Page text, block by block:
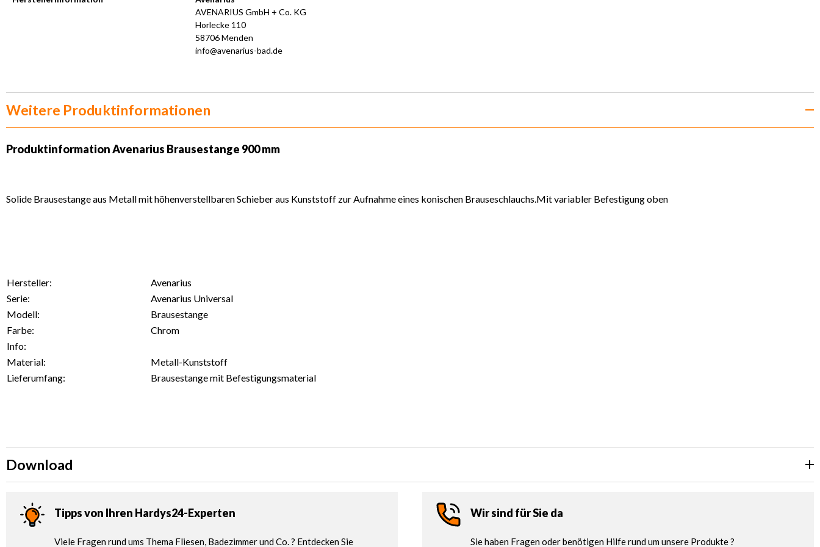
AVENARIUS GmbH + Co. KG
Horlecke 110
58706 Menden
info@avenarius-bad.de
Weitere Produktinformationen
Produktinformation Avenarius Brausestange 900 mm
Solide Brausestange aus Metall mit höhenverstellbaren Schieber aus Kunststoff zur Aufnahme eines konischen Brauseschlauchs.Mit variabler Befestigung oben
Hersteller:
Avenarius
Serie:
Avenarius Universal
Modell:
Brausestange
Farbe:
Chrom
Info:
Material:
Metall-Kunststoff
Lieferumfang:
Brausestange mit Befestigungsmaterial
Download
Tipps von Ihren Hardys24-Experten
Viele Fragen rund ums Thema Fliesen, Badezimmer und Co. ? Entdecken Sie
Wir sind für Sie da
Sie haben Fragen oder benötigen Hilfe rund um unsere Produkte ?